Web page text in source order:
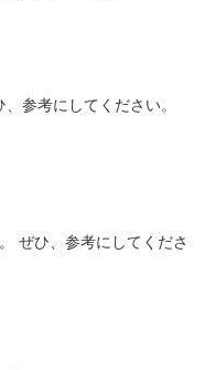
参考にしてください。
ぜひ、参考にしてくださ